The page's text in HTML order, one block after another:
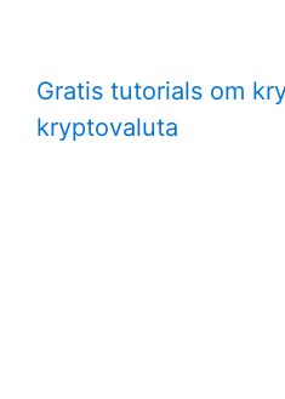
Gratis tutorials om
kryptovaluta